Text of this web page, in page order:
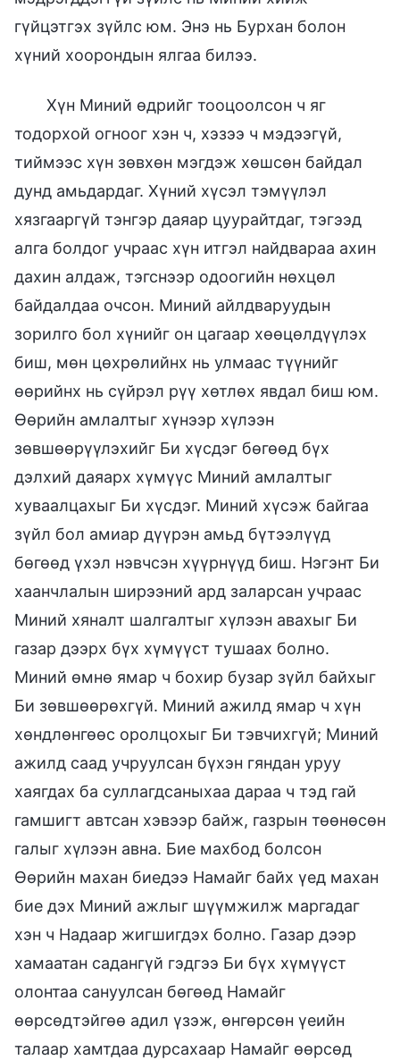
гүйцэтгэх зүйлс юм. Энэ нь Бурхан болон
хүний хоорондын ялгаа билээ.
Хүн Миний өдрийг тооцоолсон ч яг
тодорхой огноог хэн ч, хэзээ ч мэдээгүй,
тиймээс хүн зөвхөн мэгдэж хөшсөн байдал
дунд амьдардаг. Хүний хүсэл тэмүүлэл
хязгааргүй тэнгэр даяар цуурайтдаг, тэгээд
алга болдог учраас хүн итгэл найдвараа ахин
дахин алдаж, тэгснээр одоогийн нөхцөл
байдалдаа очсон. Миний айлдваруудын
зорилго бол хүнийг он цагаар хөөцөлдүүлэх
биш, мөн цөхрөлийнх нь улмаас түүнийг
өөрийнх нь сүйрэл рүү хөтлөх явдал биш юм.
Өөрийн амлалтыг хүнээр хүлээн
зөвшөөрүүлэхийг Би хүсдэг бөгөөд бүх
дэлхий даяарх хүмүүс Миний амлалтыг
хуваалцахыг Би хүсдэг. Миний хүсэж байгаа
зүйл бол амиар дүүрэн амьд бүтээлүүд
бөгөөд үхэл нэвчсэн хүүрнүүд биш. Нэгэнт Би
хаанчлалын ширээний ард заларсан учраас
Миний хяналт шалгалтыг хүлээн авахыг Би
газар дээрх бүх хүмүүст тушаах болно.
Миний өмнө ямар ч бохир бузар зүйл байхыг
Би зөвшөөрөхгүй. Миний ажилд ямар ч хүн
хөндлөнгөөс оролцохыг Би тэвчихгүй; Миний
ажилд саад учруулсан бүхэн гяндан уруу
хаягдах ба суллагдсаныхаа дараа ч тэд гай
гамшигт автсан хэвээр байж, газрын төөнөсөн
галыг хүлээн авна. Бие махбод болсон
Өөрийн махан биедээ Намайг байх үед махан
бие дэх Миний ажлыг шүүмжилж маргадаг
хэн ч Надаар жигшигдэх болно. Газар дээр
хамаатан садангүй гэдгээ Би бүх хүмүүст
олонтаа сануулсан бөгөөд Намайг
өөрсөдтэйгөө адил үзэж, өнгөрсөн үеийн
талаар хамтдаа дурсахаар Намайг өөрсөд